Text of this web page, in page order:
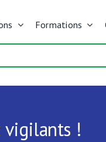
Formations
vigilants !